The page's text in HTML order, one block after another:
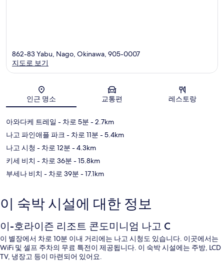
지도
862-83 Yabu, Nago, Okinawa, 905-0007
지도로 보기
인근 명소 교통편 레스토랑
아와다케 트레일 - 차로 5분 - 2.7km
나고 파인애플 파크 - 차로 11분 - 5.4km
나고 시청 - 차로 12분 - 4.3km
키세 비치 - 차로 36분 - 15.8km
부세나 비치 - 차로 39분 - 17.1km
이 숙박 시설에 대한 정보
이-호라이즌 리조트 콘도미니엄 나고 C
이 별장에서 차로 10분 이내 거리에는 나고 시청도 있습니다. 이곳에서는
WiFi 및 셀프 주차의 무료 특전이 제공됩니다. 이 숙박 시설에는 주방, LCD
TV, 냉장고 등이 마련되어 있어요.